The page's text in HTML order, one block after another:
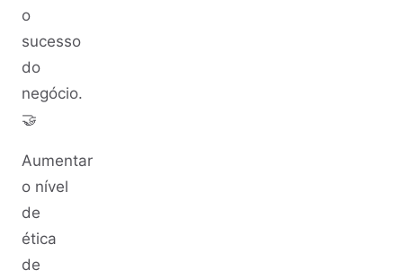
o
sucesso
do
negócio.
🤝
Aumentar
o nível
de
ética
de